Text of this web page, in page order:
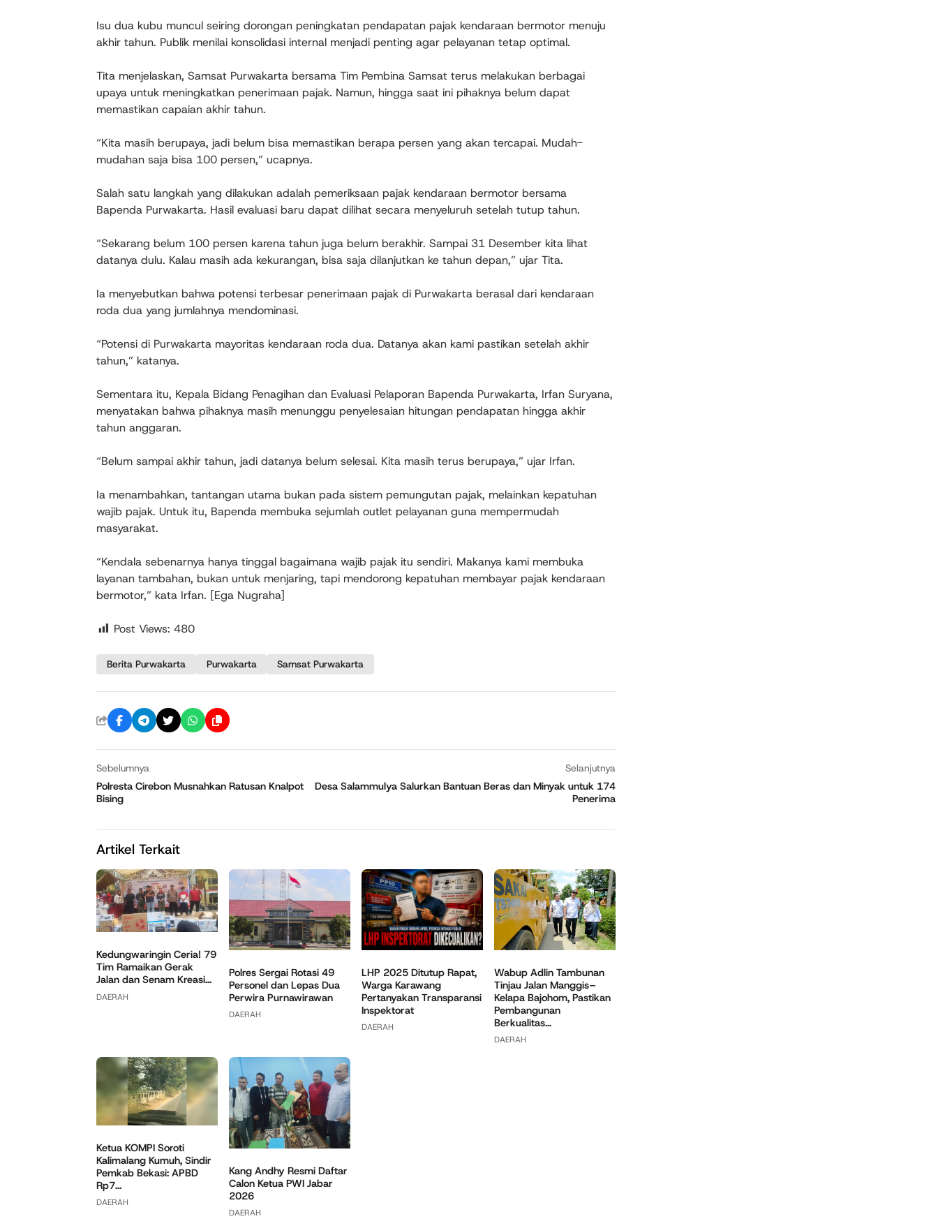
Isu dua kubu muncul seiring dorongan peningkatan pendapatan pajak kendaraan bermotor menuju
akhir tahun. Publik menilai konsolidasi internal menjadi penting agar pelayanan tetap optimal.
Tita menjelaskan, Samsat Purwakarta bersama Tim Pembina Samsat terus melakukan berbagai
upaya untuk meningkatkan penerimaan pajak. Namun, hingga saat ini pihaknya belum dapat
memastikan capaian akhir tahun.
“Kita masih berupaya, jadi belum bisa memastikan berapa persen yang akan tercapai. Mudah-
mudahan saja bisa 100 persen,” ucapnya.
Salah satu langkah yang dilakukan adalah pemeriksaan pajak kendaraan bermotor bersama
Bapenda Purwakarta. Hasil evaluasi baru dapat dilihat secara menyeluruh setelah tutup tahun.
“Sekarang belum 100 persen karena tahun juga belum berakhir. Sampai 31 Desember kita lihat
datanya dulu. Kalau masih ada kekurangan, bisa saja dilanjutkan ke tahun depan,” ujar Tita.
Ia menyebutkan bahwa potensi terbesar penerimaan pajak di Purwakarta berasal dari kendaraan
roda dua yang jumlahnya mendominasi.
“Potensi di Purwakarta mayoritas kendaraan roda dua. Datanya akan kami pastikan setelah akhir
tahun,” katanya.
Sementara itu, Kepala Bidang Penagihan dan Evaluasi Pelaporan Bapenda Purwakarta, Irfan Suryana,
menyatakan bahwa pihaknya masih menunggu penyelesaian hitungan pendapatan hingga akhir
tahun anggaran.
“Belum sampai akhir tahun, jadi datanya belum selesai. Kita masih terus berupaya,” ujar Irfan.
Ia menambahkan, tantangan utama bukan pada sistem pemungutan pajak, melainkan kepatuhan
wajib pajak. Untuk itu, Bapenda membuka sejumlah outlet pelayanan guna mempermudah
masyarakat.
“Kendala sebenarnya hanya tinggal bagaimana wajib pajak itu sendiri. Makanya kami membuka
layanan tambahan, bukan untuk menjaring, tapi mendorong kepatuhan membayar pajak kendaraan
bermotor,” kata Irfan. [Ega Nugraha]
Post Views: 480
Berita Purwakarta Purwakarta Samsat Purwakarta
Sebelumnya
Polresta Cirebon Musnahkan Ratusan Knalpot
Bising
Selanjutnya
Desa Salammulya Salurkan Bantuan Beras dan Minyak untuk 174
Penerima
Artikel Terkait
Kedungwaringin Ceria! 79
Tim Ramaikan Gerak
Jalan dan Senam Kreasi...
DAERAH
Polres Sergai Rotasi 49
Personel dan Lepas Dua
Perwira Purnawirawan
DAERAH
LHP 2025 Ditutup Rapat,
Warga Karawang
Pertanyakan Transparansi
Inspektorat
DAERAH
Wabup Adlin Tambunan
Tinjau Jalan Manggis–
Kelapa Bajohom, Pastikan
Pembangunan
Berkualitas...
DAERAH
Ketua KOMPI Soroti
Kalimalang Kumuh, Sindir
Pemkab Bekasi: APBD
Rp7...
DAERAH
Kang Andhy Resmi Daftar
Calon Ketua PWI Jabar
2026
DAERAH